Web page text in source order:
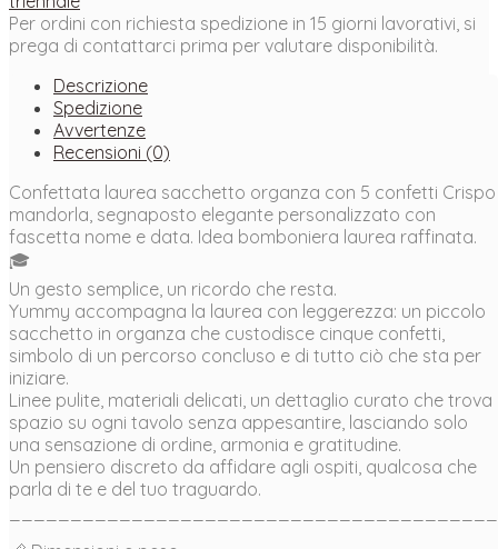
Per ordini con richiesta spedizione in 15 giorni lavorativi, si
prega di contattarci prima per valutare disponibilità.
Descrizione
Spedizione
Avvertenze
Recensioni (0)
Confettata laurea sacchetto organza con 5 confetti Crispo
mandorla, segnaposto elegante personalizzato con
fascetta nome e data. Idea bomboniera laurea raffinata.
🎓
Un gesto semplice, un ricordo che resta.
Yummy accompagna la laurea con leggerezza: un piccolo
sacchetto in organza che custodisce cinque confetti,
simbolo di un percorso concluso e di tutto ciò che sta per
iniziare.
Linee pulite, materiali delicati, un dettaglio curato che trova
spazio su ogni tavolo senza appesantire, lasciando solo
una sensazione di ordine, armonia e gratitudine.
Un pensiero discreto da affidare agli ospiti, qualcosa che
parla di te e del tuo traguardo.